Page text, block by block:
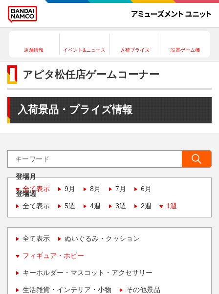
店舗情報 イベント&ニュース 入荷プライズ 設置ゲーム機
アピタ松任店ゲームコーナー
入荷景品・プライズ情報
登場月
全て表示
9月 8月 7月 6月
登場週
全て表示
5週 4週 3週 2週 1週
全て表示 ぬいぐるみ・クッション
フィギュア・ホビー
キーホルダー・マスコット・アクセサリー
生活雑貨・インテリア・小物 その他景品